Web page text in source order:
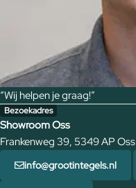
“Wij helpen je graag!”
Bezoekadres
Showroom Oss
Frankenweg 39, 5349 AP Oss
info@grootintegels.nl